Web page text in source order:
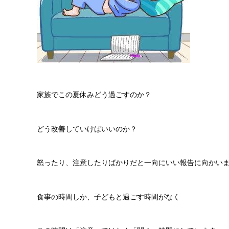
家族でこの夏休みどう過ごすのか？
どう改善していけばいいのか？
怒ったり、注意したりばかりだと一向にいい報告に向かい
食事の時間しか、子どもと過ごす時間がなく